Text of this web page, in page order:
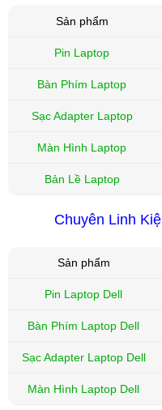
Sản phẩm
Pin Laptop
Bàn Phím Laptop
Sạc Adapter Laptop
Màn Hình Laptop
Bản Lề Laptop
Chuyên Linh
Sản phẩm
Pin Laptop Dell
Bàn Phím Laptop Dell
Sạc Adapter Laptop Dell
Màn Hình Laptop Dell